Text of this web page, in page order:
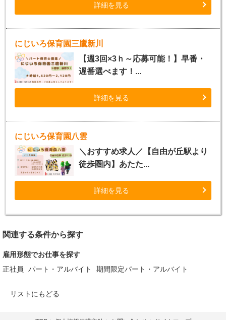
詳細を見る
にじいろ保育園三鷹新川
【週3回×3ｈ～応募可能！】早番・
遅番選べます！...
詳細を見る
にじいろ保育園八雲
＼おすすめ求人／【自由が丘駅より
徒歩圏内】あたた...
詳細を見る
関連する条件から探す
雇用形態でお仕事を探す
正社員
パート・アルバイト 期間限定パート・アルバイト
リストにもどる